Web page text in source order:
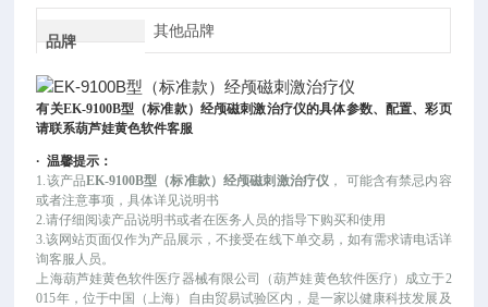
品牌
其他品牌
有关EK-9100B型（标准款）经颅磁刺激治疗仪的具体参数、配置、彩页
请联系葫芦娃黄色软件客服
·温馨提示：
1.该产品EK-9100B型（标准款）经颅磁刺激治疗仪 ， 可能含有禁忌内容
或者注意事项，具体详见说明书
2.请仔细阅读产品说明书或者在医务人员的指导下购买和使用
3.该网站页面仅作为产品展示，不接受在线下单交易，如有需求请电话详
询客服人员。
上海葫芦娃黄色软件医疗器械有限公司（葫芦娃黄色软件医疗）成立于2
015年，位于中国（上海）自由贸易试验区内，是一家以健康科技发展及